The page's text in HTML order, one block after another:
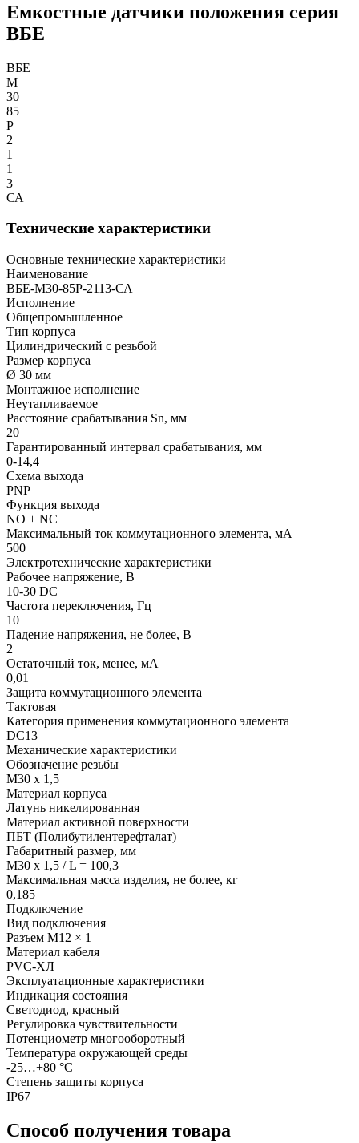
Емкостные датчики положения серия
ВБЕ
ВБЕ
М
30
85
Р
2
1
1
3
СА
Технические характеристики
Основные технические характеристики
Наименование
ВБЕ-М30-85Р-2113-СА
Исполнение
Общепромышленное
Тип корпуса
Цилиндрический с резьбой
Размер корпуса
Ø 30 мм
Монтажное исполнение
Неутапливаемое
Расстояние срабатывания Sn, мм
20
Гарантированный интервал срабатывания, мм
0-14,4
Схема выхода
PNP
Функция выхода
NO + NC
Максимальный ток коммутационного элемента, мА
500
Электротехнические характеристики
Рабочее напряжение, В
10-30 DC
Частота переключения, Гц
10
Падение напряжения, не более, В
2
Остаточный ток, менее, мА
0,01
Защита коммутационного элемента
Тактовая
Категория применения коммутационного элемента
DC13
Механические характеристики
Обозначение резьбы
M30 x 1,5
Материал корпуса
Латунь никелированная
Материал активной поверхности
ПБТ (Полибутилентерефталат)
Габаритный размер, мм
M30 x 1,5 / L = 100,3
Максимальная масса изделия, не более, кг
0,185
Подключение
Вид подключения
Разъем M12 × 1
Материал кабеля
PVC-ХЛ
Эксплуатационные характеристики
Индикация состояния
Светодиод, красный
Регулировка чувствительности
Потенциометр многооборотный
Температура окружающей среды
-25…+80 °С
Степень защиты корпуса
IP67
Способ получения товара